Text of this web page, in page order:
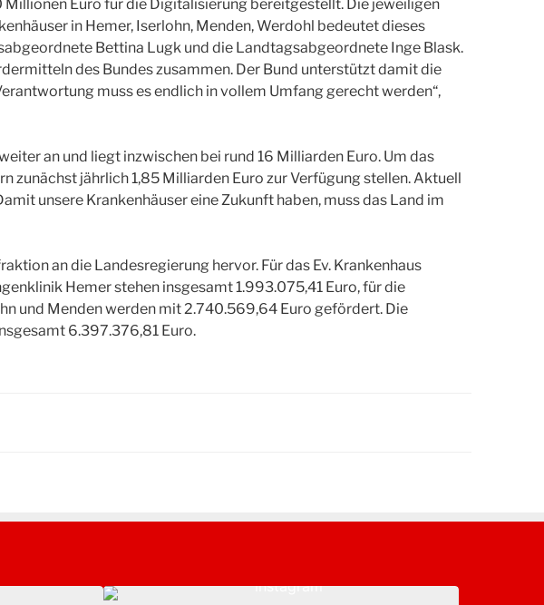
Euro für die Digitalisierung bereitgestellt. Die jeweiligen
in Hemer, Iserlohn, Menden, Werdohl bedeutet dieses
Bettina Lugk und die Landtagsabgeordnete Inge Blask.
des Bundes zusammen. Der Bund unterstützt damit die
muss es endlich in vollem Umfang gerecht werden“,
an und liegt inzwischen bei rund 16 Milliarden Euro. Um das
zunächst jährlich 1,85 Milliarden Euro zur Verfügung stellen. Aktuell
unsere Krankenhäuser eine Zukunft haben, muss das Land im
an die Landesregierung hervor. Für das Ev. Krankenhaus
Hemer stehen insgesamt 1.993.075,41 Euro, für die
und Menden werden mit 2.740.569,64 Euro gefördert. Die
6.397.376,81 Euro.